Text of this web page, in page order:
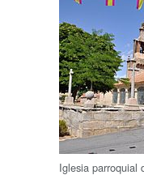
Iglesia parroquial